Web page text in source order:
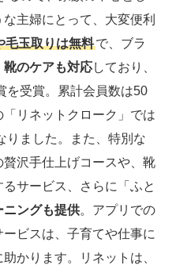
主婦にとって、大変便利
毛玉取りは無料で、ブラ
靴のケアも対応しており、
を受賞。累計会員数は50
リネットクローク」では
りました。また、特別な
沢手仕上げコースや、靴
サービス、さらに「ふと
ニングも提供。アプリでの
ビスは、子育てや仕事に
かります。リネットは、